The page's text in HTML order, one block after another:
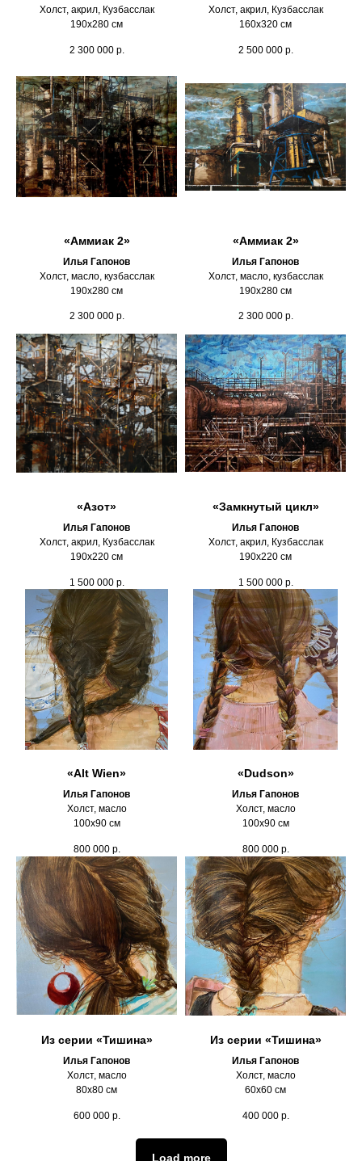
Холст, акрил, Кузбасслак
190х280 см
2 300 000 р.
Холст, акрил, Кузбасслак
160х320 см
2 500 000 р.
«Аммиак 2»
Илья Гапонов
Холст, масло, кузбасслак
190х280 см
2 300 000 р.
«Аммиак 2»
Илья Гапонов
Холст, масло, кузбасслак
190х280 см
2 300 000 р.
«Азот»
Илья Гапонов
Холст, акрил, Кузбасслак
190х220 см
1 500 000 р.
«Замкнутый цикл»
Илья Гапонов
Холст, акрил, Кузбасслак
190х220 см
1 500 000 р.
«Alt Wien»
Илья Гапонов
Холст, масло
100х90 см
800 000 р.
«Dudson»
Илья Гапонов
Холст, масло
100х90 см
800 000 р.
Из серии «Тишина»
Илья Гапонов
Холст, масло
80х80 см
600 000 р.
Из серии «Тишина»
Илья Гапонов
Холст, масло
60х60 см
400 000 р.
Load more